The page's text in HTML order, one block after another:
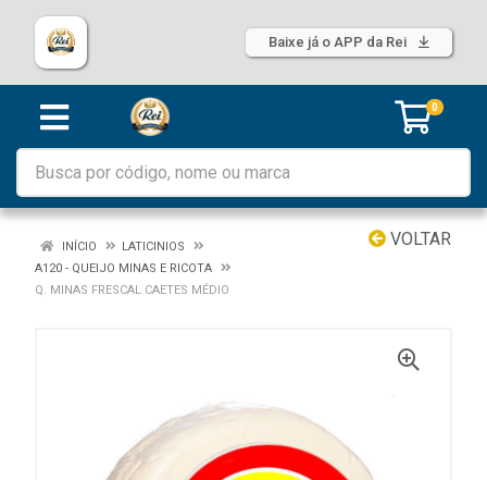
Baixe já o APP da Rei
0
VOLTAR
INÍCIO
LATICINIOS
A120 - QUEIJO MINAS E RICOTA
Q. MINAS FRESCAL CAETES MÉDIO